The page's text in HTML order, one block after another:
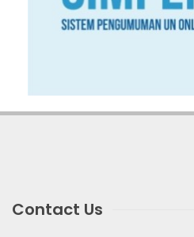
Contact Us